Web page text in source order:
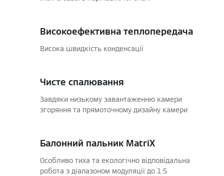
Високоефективна теплопередача
Висока швидкість конденсації
Чисте спалювання
Завдяки низькому завантаженню камери
згоряння та прямоточному дизайну камери
Балонний пальник MatriX
Особливо тиха та екологічно відповідальна
робота з діапазоном модуляції до 1:5